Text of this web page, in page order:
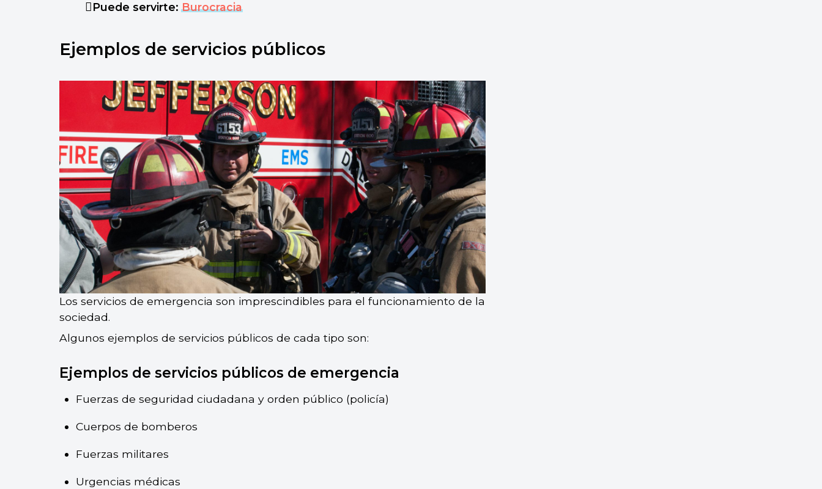
Puede servirte:Burocracia
Ejemplos de servicios públicos
Los servicios de emergencia son imprescindibles para el funcionamiento de la
sociedad.
Algunos ejemplos de servicios públicos de cada tipo son:
Ejemplos de servicios públicos de emergencia
Fuerzas de seguridad ciudadana y orden público (policía)
Cuerpos de bomberos
Fuerzas militares
Urgencias médicas